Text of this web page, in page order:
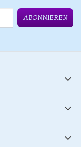
ABONNIEREN